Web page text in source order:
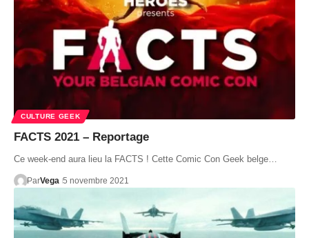
CULTURE GEEK
FACTS 2021 – Reportage
Ce week-end aura lieu la FACTS ! Cette Comic Con Geek belge…
ParVega 5 novembre 2021